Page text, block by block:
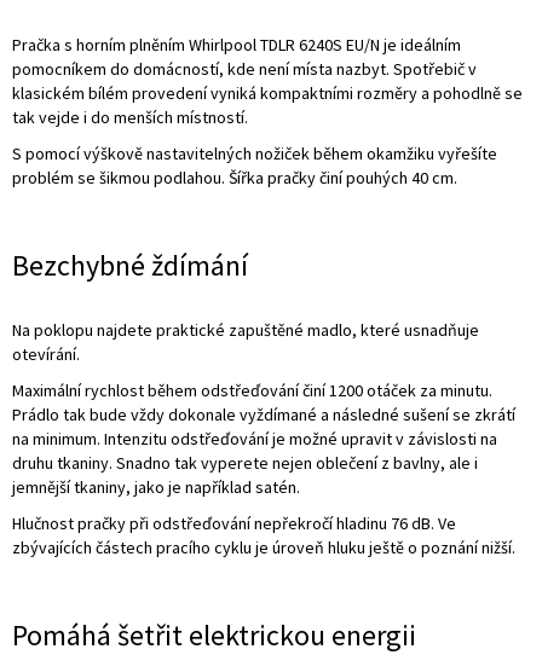
Pračka s horním plněním Whirlpool TDLR 6240S EU/N je ideálním
pomocníkem do domácností, kde není místa nazbyt. Spotřebič v
klasickém bílém provedení vyniká kompaktními rozměry a pohodlně se
tak vejde i do menších místností.
S pomocí výškově nastavitelných nožiček během okamžiku vyřešíte
problém se šikmou podlahou. Šířka pračky činí pouhých 40 cm.
Bezchybné ždímání
Na poklopu najdete praktické zapuštěné madlo, které usnadňuje
otevírání.
Maximální rychlost během odstřeďování činí 1200 otáček za minutu.
Prádlo tak bude vždy dokonale vyždímané a následné sušení se zkrátí
na minimum. Intenzitu odstřeďování je možné upravit v závislosti na
druhu tkaniny. Snadno tak vyperete nejen oblečení z bavlny, ale i
jemnější tkaniny, jako je například satén.
Hlučnost pračky při odstřeďování nepřekročí hladinu 76 dB. Ve
zbývajících částech pracího cyklu je úroveň hluku ještě o poznání nižší.
Pomáhá šetřit elektrickou energii